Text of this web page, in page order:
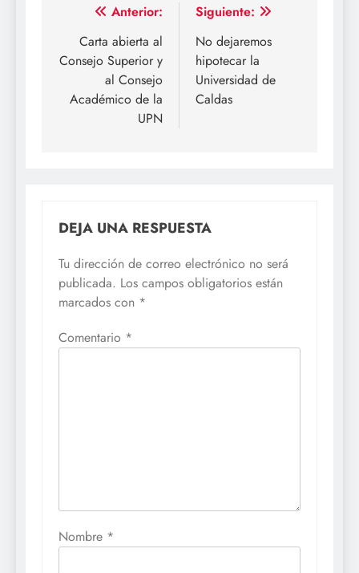
Navegación
de
entradas
Anterior:
Carta abierta al
Consejo Superior y
al Consejo
Académico de la
UPN
Siguiente:
No dejaremos
hipotecar la
Universidad de
Caldas
DEJA UNA RESPUESTA
Tu dirección de correo electrónico no será
publicada. Los campos obligatorios están
marcados con *
Comentario *
Nombre *